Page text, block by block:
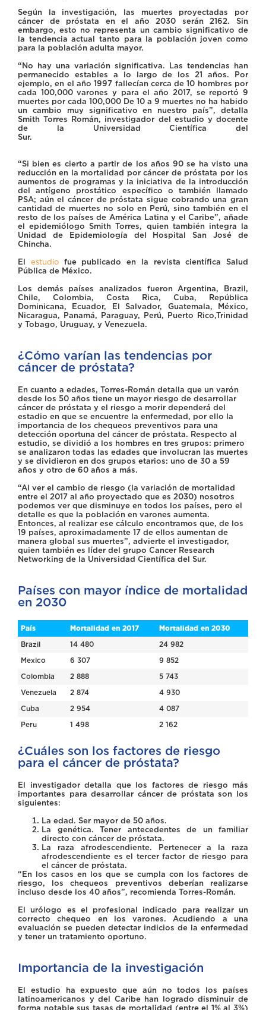
Según la investigación, las muertes proyectadas por
cáncer de próstata en el año 2030 serán 2162. Sin
embargo, esto no representa un cambio significativo de
la tendencia actual tanto para la población joven como
para la población adulta mayor.
“No hay una variación significativa. Las tendencias han
permanecido estables a lo largo de los 21 años. Por
ejemplo, en el año 1997 fallecían cerca de 10 hombres por
cada 100,000 varones y para el año 2017, se reportó 9
muertes por cada 100,000 De 10 a 9 muertes no ha habido
un cambio muy significativo en nuestro país”, detalla
Smith Torres Román, investigador del estudio y docente
de la Universidad Científica del
Sur.
“Si bien es cierto a partir de los años 90 se ha visto una
reducción en la mortalidad por cáncer de próstata por los
aumentos de programas y la iniciativa de la introducción
del antígeno prostático específico o también llamado
PSA; aún el cáncer de próstata sigue cobrando una gran
cantidad de muertes no solo en Perú, sino también en el
resto de los países de América Latina y el Caribe”, añade
el epidemiólogo Smith Torres, quien también integra la
Unidad de Epidemiología del Hospital San José de
Chincha.
El estudiofue publicado en la revista científica Salud
Pública de México.
Los demás países analizados fueron Argentina, Brazil,
Chile, Colombia, Costa Rica, Cuba, República
Dominicana, Ecuador, El Salvador, Guatemala, México,
Nicaragua, Panamá, Paraguay, Perú, Puerto Rico,Trinidad
y Tobago, Uruguay, y Venezuela.
¿Cómo varían las tendencias por
cáncer de próstata?
En cuanto a edades, Torres-Román detalla que un varón
desde los 50 años tiene un mayor riesgo de desarrollar
cáncer de próstata y el riesgo a morir dependerá del
estadio en que se encuentre la enfermedad, por ello la
importancia de los chequeos preventivos para una
detección oportuna del cáncer de próstata. Respecto al
estudio, se dividió a los hombres en tres grupos: primero
se analizaron todas las edades que involucran las muertes
y se dividieron en dos grupos etarios: uno de 30 a 59
años y otro de 60 años a más.
“Al ver el cambio de riesgo (la variación de mortalidad
entre el 2017 al año proyectado que es 2030) nosotros
podemos ver que disminuye en todos los países, pero el
detalle es que la población en varones aumenta.
Entonces, al realizar ese cálculo encontramos que, de los
19 países, aproximadamente 17 de ellos aumentan de
manera global sus muertes”, advierte el investigador,
quien también es líder del grupo Cancer Research
Networking de la Universidad Científica del Sur.
Países con mayor índice de mortalidad
en 2030
País Mortalidad en 2017
Mortalidad en 2030
Brazil
14 480
24 982
Mexico
6 307
9 852
Colombia
2 888
5 743
Venezuela
2 874
4 930
Cuba
2 954
4 087
Peru
1 498 2 162
¿Cuáles son los factores de riesgo
para el cáncer de próstata?
El investigador detalla que los factores de riesgo más
importantes para desarrollar cáncer de próstata son los
siguientes:
La edad. Ser mayor de 50 años.
La genética. Tener antecedentes de un familiar
directo con cáncer de próstata.
La raza afrodescendiente. Pertenecer a la raza
afrodescendiente es el tercer factor de riesgo para
el cáncer de próstata.
“En los casos en los que se cumpla con los factores de
riesgo, los chequeos preventivos deberían realizarse
incluso desde los 40 años”, recomienda Torres-Román.
El urólogo es el profesional indicado para realizar un
correcto chequeo en los varones. Acudiendo a una
evaluación se pueden detectar indicios de la enfermedad
y tener un tratamiento oportuno.
Importancia de la investigación
El estudio ha expuesto que aún no todos los países
latinoamericanos y del Caribe han logrado disminuir de
forma notable sus tasas de mortalidad (entre el 1% al 3%)